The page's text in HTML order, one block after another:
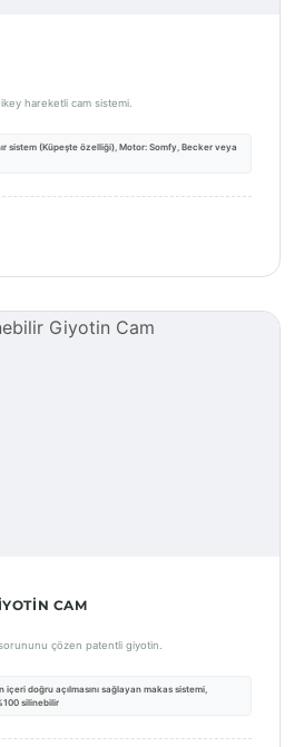
hareketli cam sistemi.
sistem (Küpeşte özelliği), Motor: Somfy, Becker veya
CAM
çözen patentli giyotin.
içeri doğru açılmasını sağlayan makas sistemi,
silinebilir